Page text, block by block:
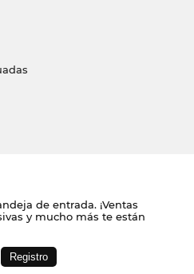
de entrada. ¡Ventas
y mucho más te están